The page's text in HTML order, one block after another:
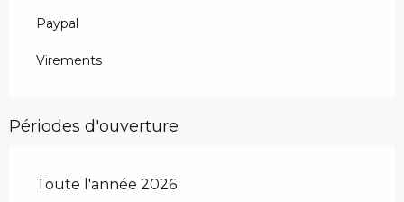
Paypal
Virements
Périodes d'ouverture
Toute l'année 2026